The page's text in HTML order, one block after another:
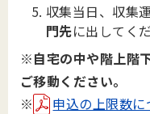
収集当日、収集
門先に出してく
※自宅の中や階上階
ご移動ください。
※
申込の上限数